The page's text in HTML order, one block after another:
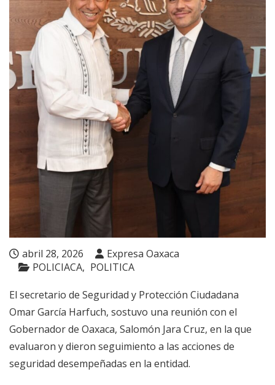
abril 28, 2026
Expresa Oaxaca
POLICIACA
POLITICA
El secretario de Seguridad y Protección Ciudadana
Omar García Harfuch, sostuvo una reunión con el
Gobernador de Oaxaca, Salomón Jara Cruz, en la que
evaluaron y dieron seguimiento a las acciones de
seguridad desempeñadas en la entidad.